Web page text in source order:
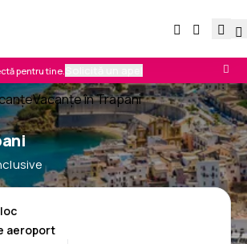
pentru tine.
Vacanţe în Trapani